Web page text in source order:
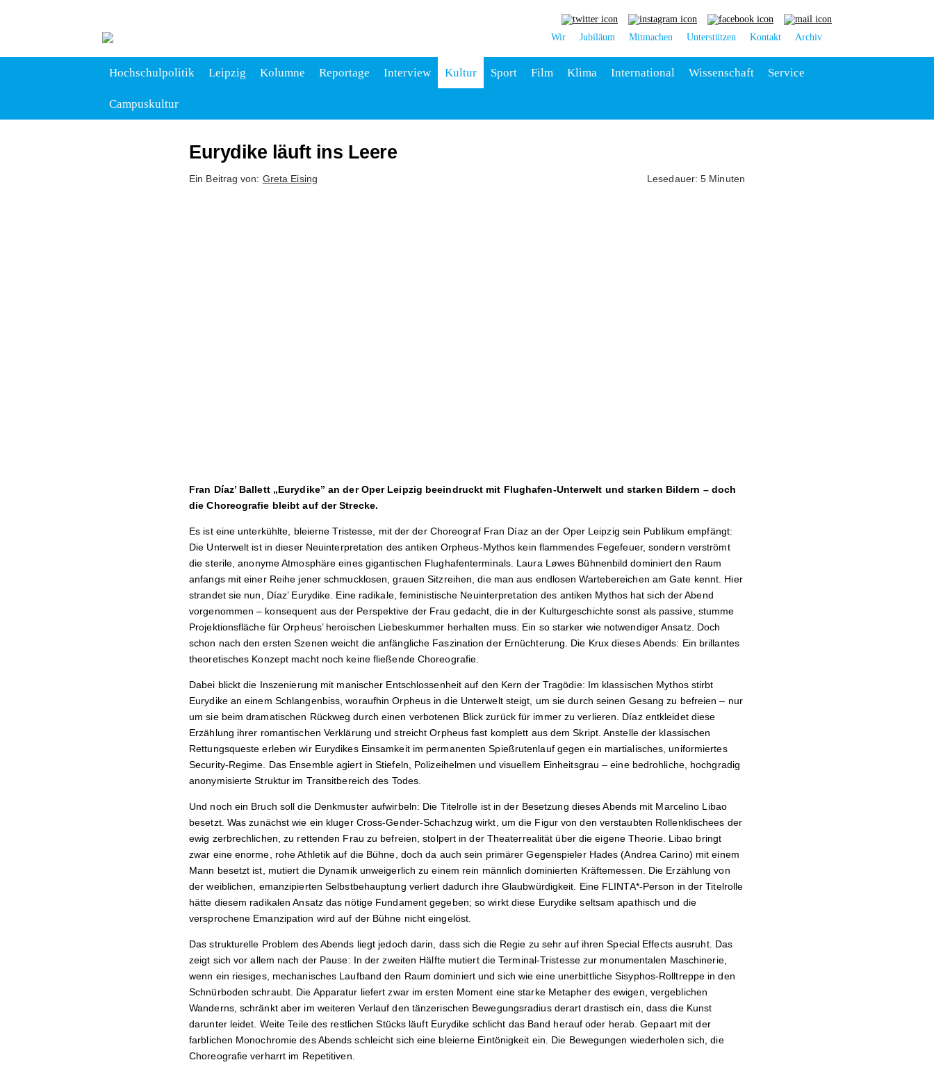
Wir Jubiläum Mitmachen Unterstützen Kontakt Archiv
Hochschulpolitik Leipzig Kolumne Reportage Interview Kultur Sport Film Klima International Wissenschaft Service
Campuskultur
Eurydike läuft ins Leere
Ein Beitrag von: Greta Eising Lesedauer: 5 Minuten
Fran Díaz’ Ballett „Eurydike” an der Oper Leipzig beeindruckt mit Flughafen-Unterwelt und starken Bildern – doch
die Choreografie bleibt auf der Strecke.
Es ist eine unterkühlte, bleierne Tristesse, mit der der Choreograf Fran Díaz an der Oper Leipzig sein Publikum empfängt:
Die Unterwelt ist in dieser Neuinterpretation des antiken Orpheus-Mythos kein flammendes Fegefeuer, sondern verströmt
die sterile, anonyme Atmosphäre eines gigantischen Flughafenterminals. Laura Løwes Bühnenbild dominiert den Raum
anfangs mit einer Reihe jener schmucklosen, grauen Sitzreihen, die man aus endlosen Wartebereichen am Gate kennt. Hier
strandet sie nun, Díaz’ Eurydike. Eine radikale, feministische Neuinterpretation des antiken Mythos hat sich der Abend
vorgenommen – konsequent aus der Perspektive der Frau gedacht, die in der Kulturgeschichte sonst als passive, stumme
Projektionsfläche für Orpheus’ heroischen Liebeskummer herhalten muss. Ein so starker wie notwendiger Ansatz. Doch
schon nach den ersten Szenen weicht die anfängliche Faszination der Ernüchterung. Die Krux dieses Abends: Ein brillantes
theoretisches Konzept macht noch keine fließende Choreografie.
Dabei blickt die Inszenierung mit manischer Entschlossenheit auf den Kern der Tragödie: Im klassischen Mythos stirbt
Eurydike an einem Schlangenbiss, woraufhin Orpheus in die Unterwelt steigt, um sie durch seinen Gesang zu befreien – nur
um sie beim dramatischen Rückweg durch einen verbotenen Blick zurück für immer zu verlieren. Díaz entkleidet diese
Erzählung ihrer romantischen Verklärung und streicht Orpheus fast komplett aus dem Skript. Anstelle der klassischen
Rettungsqueste erleben wir Eurydikes Einsamkeit im permanenten Spießrutenlauf gegen ein martialisches, uniformiertes
Security-Regime. Das Ensemble agiert in Stiefeln, Polizeihelmen und visuellem Einheitsgrau – eine bedrohliche, hochgradig
anonymisierte Struktur im Transitbereich des Todes.
Und noch ein Bruch soll die Denkmuster aufwirbeln: Die Titelrolle ist in der Besetzung dieses Abends mit Marcelino Libao
besetzt. Was zunächst wie ein kluger Cross-Gender-Schachzug wirkt, um die Figur von den verstaubten Rollenklischees der
ewig zerbrechlichen, zu rettenden Frau zu befreien, stolpert in der Theaterrealität über die eigene Theorie. Libao bringt
zwar eine enorme, rohe Athletik auf die Bühne, doch da auch sein primärer Gegenspieler Hades (Andrea Carino) mit einem
Mann besetzt ist, mutiert die Dynamik unweigerlich zu einem rein männlich dominierten Kräftemessen. Die Erzählung von
der weiblichen, emanzipierten Selbstbehauptung verliert dadurch ihre Glaubwürdigkeit. Eine FLINTA*-Person in der Titelrolle
hätte diesem radikalen Ansatz das nötige Fundament gegeben; so wirkt diese Eurydikeseltsam apathisch und die
versprochene Emanzipation wird auf der Bühne nicht eingelöst.
Das strukturelle Problem des Abends liegt jedoch darin, dass sich die Regie zu sehr auf ihren Special Effects ausruht. Das
zeigt sich vor allem nach der Pause: In der zweiten Hälfte mutiert die Terminal-Tristesse zur monumentalen Maschinerie,
wenn ein riesiges, mechanisches Laufband den Raum dominiert und sich wie eine unerbittliche Sisyphos-Rolltreppe in den
Schnürboden schraubt. Die Apparatur liefert zwar im ersten Moment eine starke Metapher des ewigen, vergeblichen
Wanderns, schränkt aber im weiteren Verlauf den tänzerischen Bewegungsradius derart drastisch ein, dass die Kunst
darunter leidet. Weite Teile des restlichen Stücks läuft Eurydike schlicht das Band herauf oder herab. Gepaart mit der
farblichen Monochromie des Abends schleicht sich eine bleierne Eintönigkeit ein. Die Bewegungen wiederholen sich, die
Choreografie verharrt im Repetitiven.